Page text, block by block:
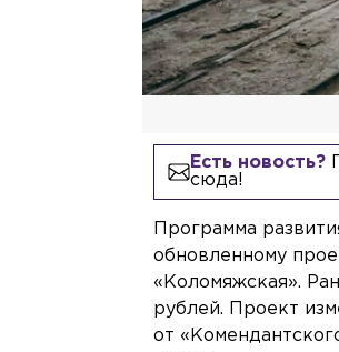
Есть новость?
сюда!
Программа
обновленному
«Коломяжская».
рублей. Проект
от